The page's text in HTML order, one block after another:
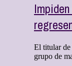
El titular de
grupo de